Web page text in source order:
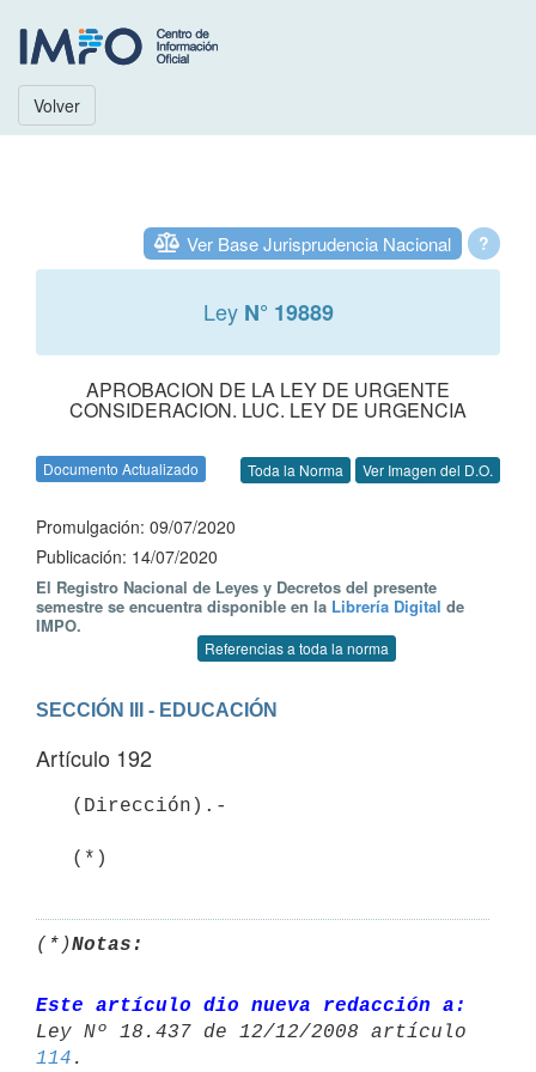
Volver
?
Ver Base Jurisprudencia Nacional
Ley N° 19889
APROBACION DE LA LEY DE URGENTE
CONSIDERACION. LUC. LEY DE URGENCIA
Documento Actualizado Toda la Norma Ver Imagen del D.O.
Promulgación: 09/07/2020
Publicación: 14/07/2020
El Registro Nacional de Leyes y Decretos del presente
semestre se encuentra disponible en la Librería Digital de
IMPO.
Referencias a toda la norma
SECCIÓN III - EDUCACIÓN
Artículo 192
(*)Notas:
Este artículo dio nueva redacción a:
114